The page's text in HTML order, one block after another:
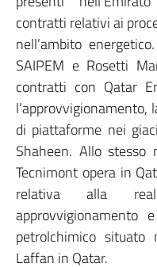
contratti relativi ai
nell’ambito
SAIPEM e Rosetti
contratti con Qatar
l’approvvigionamento,
di piattaforme nei
Shaheen. Allo stesso
Tecnimont opera in
relativa alla
approvvigionamento
petrolchimico
Laffan in Qatar.